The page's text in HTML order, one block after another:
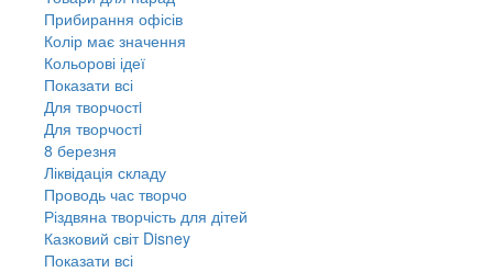
Прибирання офісів
Колір має значення
Кольорові ідеї
Показати всі
Для творчостi
Для творчостi
8 березня
Ліквідація складу
Проводь час творчо
Різдвяна творчість для дітей
Казковий світ Disney
Показати всі